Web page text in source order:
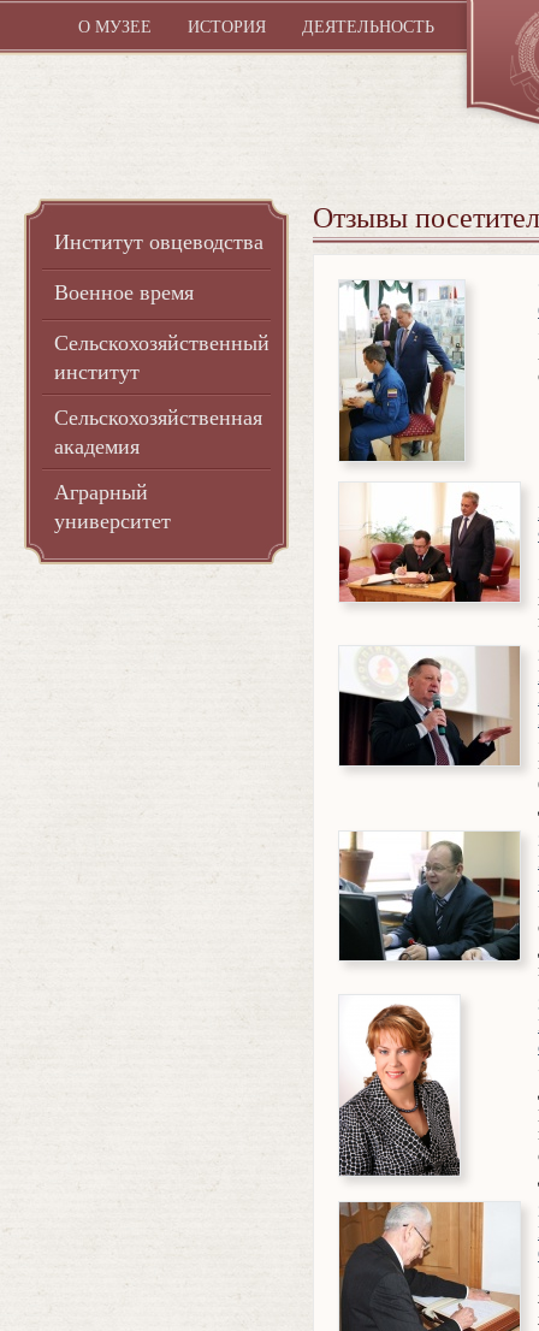
О МУЗЕЕ ИСТОРИЯ ДЕЯТЕЛЬНОСТЬ
Институт овцеводства
Военное время
Сельскохозяйственный
институт
Сельскохозяйственная
академия
Аграрный
университет
Отзывы